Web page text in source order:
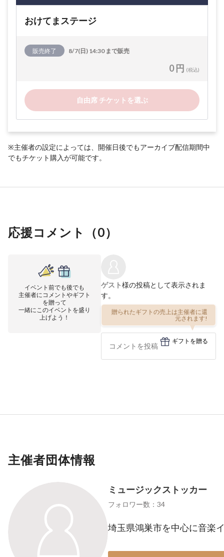
おけてまステージ
販売終了 8/7(日) 14:30 まで販売
0 円 (税込)
自由席 チケットを選ぶ
※主催者の設定によっては、開催日後でもアーカイブ配信期間中
でもチケット購入が可能です。
応援コメント（0）
イベント前でも後でも
主催者にコメントやギフト
を贈って
一緒にこのイベントを盛り
上げよう！
ゲスト様の投稿として表示されま
す。
贈られたギフトの売上は主催者に還
元されます!
ギフトを贈る
主催者団体情報
ミュージックストッカー
フォロワー数：34
埼玉県鴻巣市を中心に音楽